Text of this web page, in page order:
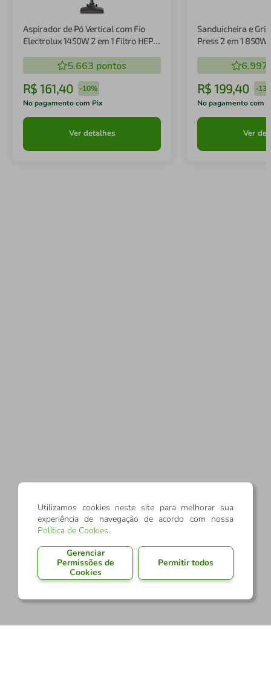
Aspirador de Pó Vertical com Fio
Electrolux 1450W 2 em 1 Filtro HEPA
5.663 pontos
R$ 161,40 -10%
No pagamento com Pix
Ver detalhes
Sanduicheira e
Press 2 em 1 850W
6.997
R$ 199,40 -
No pagamento com
Ver
Utilizamos cookies neste site para melhorar sua
experiência de navegação de acordo com nossa
Política de Cookies.
Gerenciar
Permissões de
Cookies
Permitir todos